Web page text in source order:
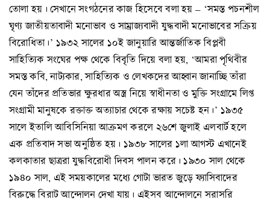
তোলা হয়। সেখানে সংগঠনের কাজ হিসেবে বলা হয় – ‘সমস্ত পচনশীল
ঘৃণ্য জাতীয়তাবাদী মনোভাব ও সাম্রাজ্যবাদী যুদ্ধবাদী মনোভাবের সক্রিয়
বিরোধিতা।’ ১৯৩২ সালের ১০ই জানুয়ারি আন্তর্জাতিক বিপ্লবী
সাহিত্যিক সংঘের পক্ষ থেকে বিবৃতি দিয়ে বলা হয়, ‘আমরা পৃথিবীর
সমস্ত কবি, নাট্যকার, সাহিত্যিক ও লেখকদের আহ্বান জানাচ্ছি তাঁরা
যেন তাঁদের প্রতিভার ক্ষুরধার অস্ত্র নিয়ে স্বাধীনতা ও মুক্তি সংগ্রামে লিপ্ত
সংগ্রামী মানুষকে রক্তাক্ত অত্যাচার থেকে রক্ষায় সচেষ্ট হন।’ ১৯৩৫
সালে ইতালি আবিসিনিয়া আক্রমণ করলে ২৬শে জুলাই এলবার্ট হলে
এক প্রতিবাদ সভা অনুষ্ঠিত হয়। ১৯৩৮ সালের ১লা আগস্ট এখানেই
কলকাতার ছাত্ররা যুদ্ধবিরোধী দিবস পালন করে। ১৯৩০ সাল থেকে
১৯৪০ সাল, এই সময়কালের মধ্যে গোটা ভারত জুড়ে ফ্যাসিবাদের
বিরুদ্ধে বিরাট আন্দোলন দেখা যায়। এইসব আন্দোলনে সরাসরি